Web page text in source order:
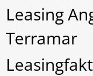
Leasing
Terramar